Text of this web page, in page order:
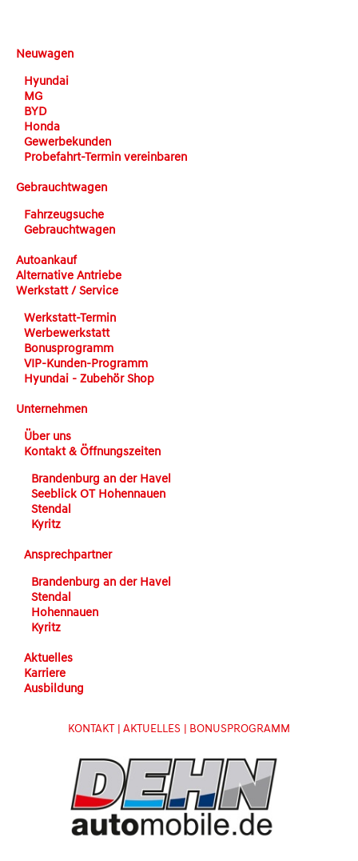
Neuwagen
Hyundai
MG
BYD
Honda
Gewerbekunden
Probefahrt-Termin vereinbaren
Gebrauchtwagen
Fahrzeugsuche
Gebrauchtwagen
Autoankauf
Alternative Antriebe
Werkstatt / Service
Werkstatt-Termin
Werbewerkstatt
Bonusprogramm
VIP-Kunden-Programm
Hyundai - Zubehör Shop
Unternehmen
Über uns
Kontakt & Öffnungszeiten
Brandenburg an der Havel
Seeblick OT Hohennauen
Stendal
Kyritz
Ansprechpartner
Brandenburg an der Havel
Stendal
Hohennauen
Kyritz
Aktuelles
Karriere
Ausbildung
KONTAKT | AKTUELLES | BONUSPROGRAMM